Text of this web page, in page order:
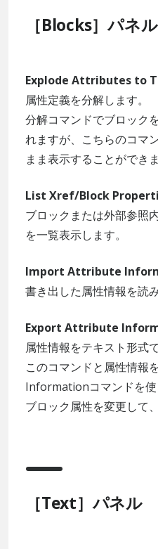
［Blocks］パネル
Explode Attributes to
属性定義を分解します。
分解コマンドでブロック
れますが、こちらのコマ
まま表示することができま
List Xref/Block
ブロックまたは外部参照
を一覧表示します。
Import Attribute
書き出した属性情報を読
Export Attribute
属性情報をテキスト形式
このコマンドと属性情
Informationコマンドを
ブロック属性を変更して
［Text］パネル